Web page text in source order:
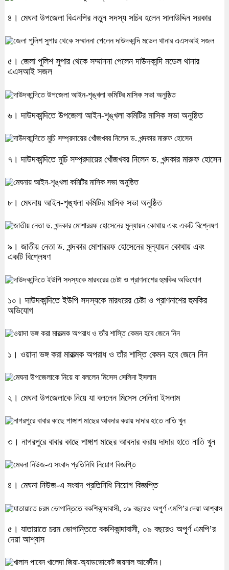
৪। মেঘনা উপজেলা বিএনপির নতুন সদস্য সচিব হলেন সালাউদ্দিন সরকার
৫। জেলা পুলিশ সুপার থেকে সম্মাননা পেলেন দাউদকান্দি মডেল থানার
এএসআই সজল
৬। দাউদকান্দিতে উপজেলা আইন-শৃঙ্খলা কমিটির মাসিক সভা অনুষ্ঠিত
৭। দাউদকান্দিতে মুচি সম্প্রদায়ের খোঁজখবর নিলেন ড. খন্দকার মারুফ হোসেন
৮। মেঘনায় আইন-শৃঙ্খলা কমিটির মাসিক সভা অনুষ্ঠিত
৯। জাতীয় নেতা ড. খন্দকার মোশাররফ হোসেনের মূল্যায়ন কোথায় এবং
একটি বিশ্লেষণ
১০। দাউদকান্দিতে ইউপি সদস্যকে মারধরের চেষ্টা ও প্রাণনাশের হুমকির
অভিযোগ
১। ওয়াদা ভঙ্গ করা মারাত্মক অপরাধ ও তাঁর শাস্তি কেমন হবে জেনে নিন
২। মেঘনা উপজেলাকে নিয়ে যা বললেন মিসেস সেলিনা ইসলাম
৩। নাগরপুরে বাবার কাছে পাঙ্গাশ মাছের আবদার করায় দাদার হাতে নাতি খুন
৪। মেঘনা নিউজ-এ সংবাদ প্রতিনিধি নিয়োগ বিজ্ঞপ্তি
৫। যাতায়াতে চরম ভোগান্তিতে বকশিকান্দাবাসী, ০৯ বছরেও অপূর্ণ এমপি’র
দেয়া আশ্বাস